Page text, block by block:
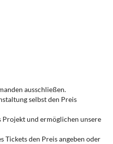
ausschließen.
selbst den Preis
und ermöglichen unsere
Tickets den Preis angeben oder